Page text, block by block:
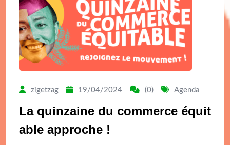
zigetzag 19/04/2024 (0) Agenda
La quinzaine du commerce équit
able approche !